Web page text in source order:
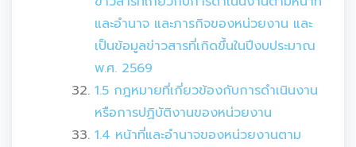
และอำนาจ และภารกิจของหน่วยงาน และ
เป็นข้อมูลข่าวสารที่เกิดขึ้นในปีงบประมาณ
พ.ศ. 2569
1.5 กฎหมายที่เกี่ยวข้องกับการดำเนินงาน
หรือการปฏิบัติงานของหน่วยงาน
1.4 หน้าที่และอำนาจของหน่วยงานตาม